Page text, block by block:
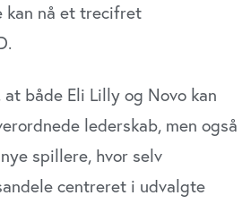
kan nå et trecifret
både Eli Lilly og Novo kan
lederskab, men også
spillere, hvor selv
centreret i udvalgte